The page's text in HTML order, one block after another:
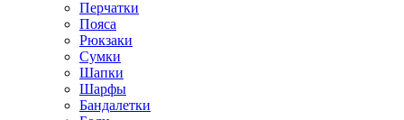
Перчатки
Пояса
Рюкзаки
Сумки
Шапки
Шарфы
Бандалетки